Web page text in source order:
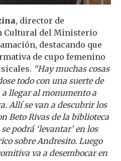
, director de
Cultural del Ministerio
destacando que
de cupo femenino
“Hay muchas cosas
todo con una suerte de
a llegar al monumento a
Allí se van a descubrir los
Beto Rivas de la biblioteca
podrá ‘levantar’ en los
sobre Andresito. Luego
va a desembocar en